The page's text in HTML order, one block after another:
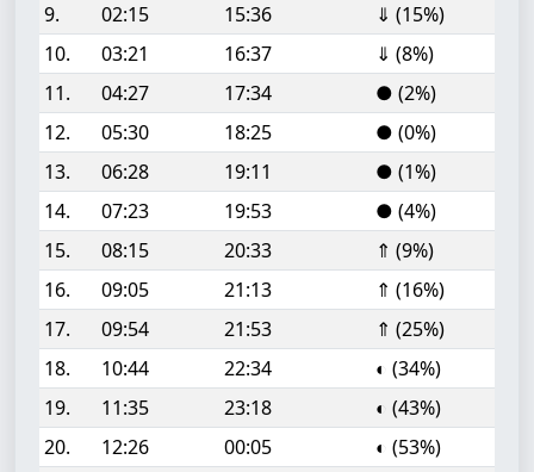
9.
02:15 15:36
⇓ (15%)
10.
03:21 16:37
⇓ (8%)
11.
04:27 17:34
● (2%)
12.
05:30 18:25
● (0%)
13.
06:28 19:11
● (1%)
14.
07:23 19:53
● (4%)
15.
08:15 20:33
⇑ (9%)
16.
09:05 21:13
⇑ (16%)
17.
09:54 21:53
⇑ (25%)
18.
10:44 22:34
◐ (34%)
19.
11:35 23:18
◐ (43%)
20.
12:26 00:05
◐ (53%)